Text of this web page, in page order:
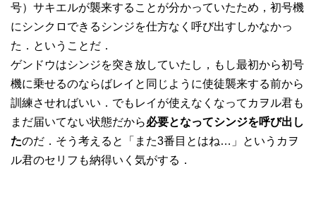
号）サキエルが襲来することが分かっていたため，初号機
にシンクロできるシンジを仕方なく呼び出すしかなかっ
た．ということだ．
ゲンドウはシンジを突き放していたし，もし最初から初号
機に乗せるのならばレイと同じように使徒襲来する前から
訓練させればいい．でもレイが使えなくなってカヲル君も
まだ届いてない状態だから必要となってシンジを呼び出し
たのだ．そう考えると「また3番目とはね…」というカヲ
ル君のセリフも納得いく気がする．